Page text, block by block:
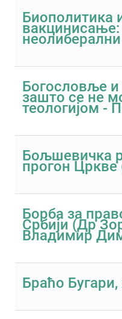
Биополитика
вакцинисање:
Богословље
зашто се не
теологијом
Бољшевичка
прогон Цркве
Борба за
Србији (Др
Владимир
Браћо